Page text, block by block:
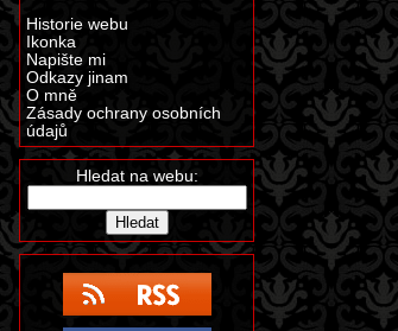
Historie webu
Ikonka
Napište mi
Odkazy jinam
O mně
Zásady ochrany osobních
údajů
Hledat na webu: